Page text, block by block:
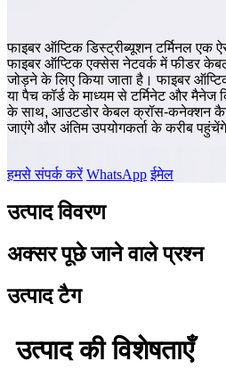
फाइबर ऑप्टिक डिस्ट्रीब्यूशन टर्मिनल एक
फाइबर ऑप्टिक एक्सेस नेटवर्क में फीडर
जोड़ने के लिए किया जाता है। फाइबर
या पैच कॉर्ड के माध्यम से टर्मिनेट और
के साथ, आउटडोर केबल क्रॉस-कनेक्शन
जाएंगे और अंतिम उपयोगकर्ता के करीब
हमसे संपर्क करें WhatsApp ईमेल
उत्पाद विवरण
अक्सर पूछे जाने वाले प्रश्न
उत्पाद टैग
उत्पाद की विशेषताएँ